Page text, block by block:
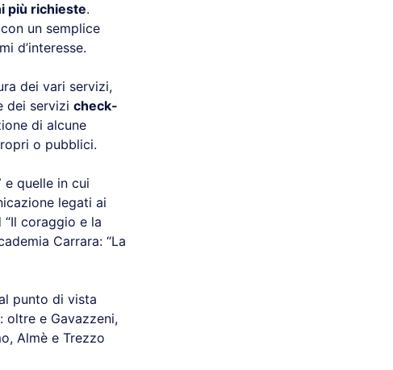
più richieste.
con un semplice
d’interesse.
dei vari servizi,
dei servizi check-
di alcune
o pubblici.
e quelle in cui
legati ai
coraggio e la
Carrara: “La
punto di vista
: oltre e Gavazzeni,
Almè e Trezzo